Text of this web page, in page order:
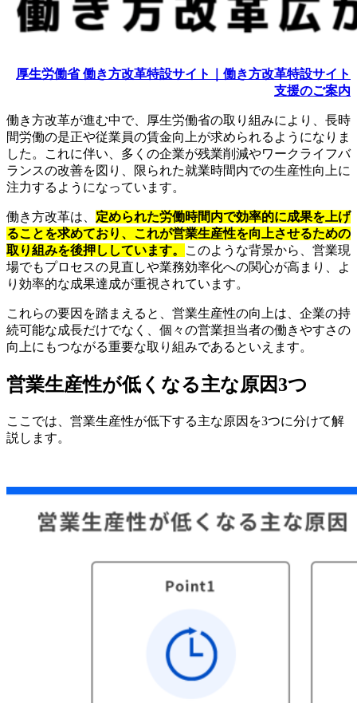
厚生労働省 働き方改革特設サイト｜働き方改革特設サイト
支援のご案内
働き方改革が進む中で、厚生労働省の取り組みにより、長時
間労働の是正や従業員の賃金向上が求められるようになりま
した。これに伴い、多くの企業が残業削減やワークライフバ
ランスの改善を図り、限られた就業時間内での生産性向上に
注力するようになっています。
働き方改革は、 定められた労働時間内で効率的に成果を上げ
ることを求めており、これが営業生産性を向上させるための
取り組みを後押ししています。
このような背景から、営業現
場でもプロセスの見直しや業務効率化への関心が高まり、よ
り効率的な成果達成が重視されています。
これらの要因を踏まえると、営業生産性の向上は、企業の持
続可能な成長だけでなく、個々の営業担当者の働きやすさの
向上にもつながる重要な取り組みであるといえます。
営業生産性が低くなる主な原因3つ
ここでは、営業生産性が低下する主な原因を3つに分けて解
説します。